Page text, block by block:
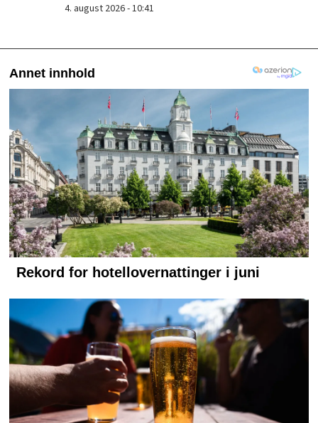
4. august 2026 - 10:41